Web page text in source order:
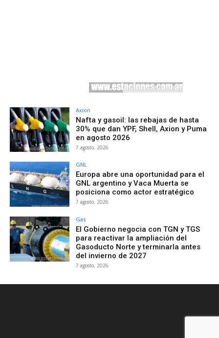
Axion
Nafta y gasoil: las rebajas de hasta
30% que dan YPF, Shell, Axion y Puma
en agosto 2026
7 agosto, 2026
GNL
Europa abre una oportunidad para el
GNL argentino y Vaca Muerta se
posiciona como actor estratégico
7 agosto, 2026
Gas
El Gobierno negocia con TGN y TGS
para reactivar la ampliación del
Gasoducto Norte y terminarla antes
del invierno de 2027
7 agosto, 2026